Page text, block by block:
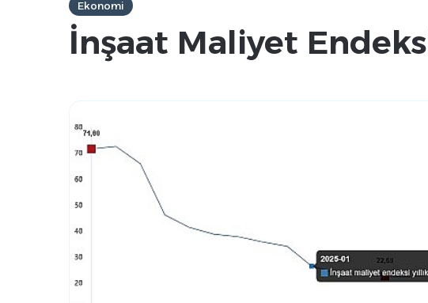
Ekonomi
İnşaat Maliyet